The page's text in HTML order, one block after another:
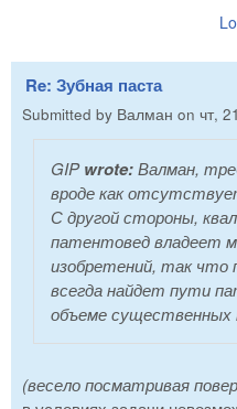
Re: Зубная паста
Submitted by Валман on чт,
GIPwrote:Валман,
вроде как
С другой стороны,
патентовед владеет
изобретений, так что
всегда найдет пути
объеме существенных
(весело посматривая